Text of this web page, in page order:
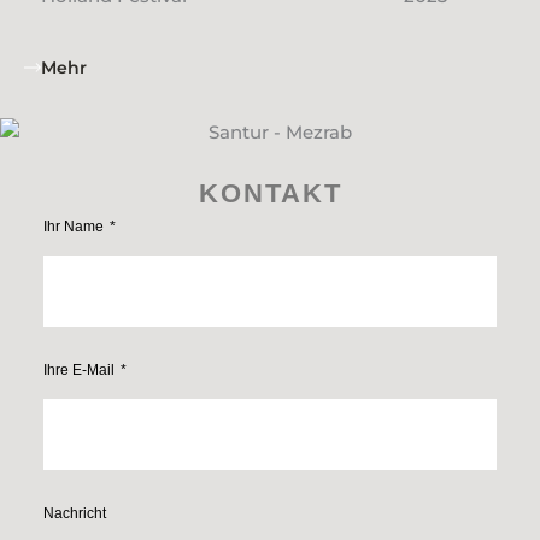
Mehr
KONTAKT
Ihr Name
Ihre E-Mail
Nachricht